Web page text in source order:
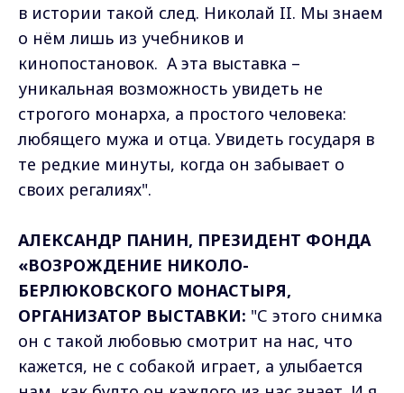
в истории такой след. Николай II. Мы знаем
о нём лишь из учебников и
кинопостановок. А эта выставка –
уникальная возможность увидеть не
строгого монарха, а простого человека:
любящего мужа и отца. Увидеть государя в
те редкие минуты, когда он забывает о
своих регалиях".
АЛЕКСАНДР ПАНИН, ПРЕЗИДЕНТ ФОНДА
«ВОЗРОЖДЕНИЕ НИКОЛО-
БЕРЛЮКОВСКОГО МОНАСТЫРЯ,
ОРГАНИЗАТОР ВЫСТАВКИ: "С этого снимка
он с такой любовью смотрит на нас, что
кажется, не с собакой играет, а улыбается